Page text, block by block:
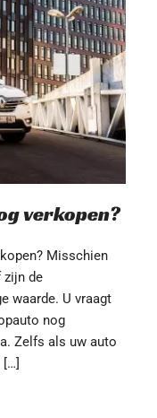
verkopen?
Misschien
zijn de
waarde. U vraagt
nog
Zelfs als uw auto
[…]